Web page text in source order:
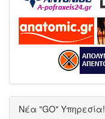
Νέα "GO" Υπηρεσία!